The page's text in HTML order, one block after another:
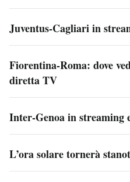
Juventus-Cagliari in
Fiorentina-Roma: dove
diretta TV
Inter-Genoa in streaming
L’ora solare tornerà